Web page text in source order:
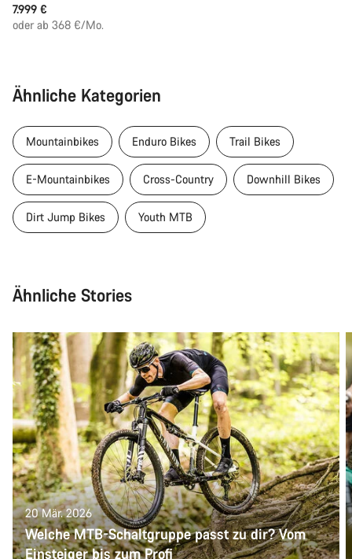
7.999 €
oder ab 368 €/Mo.
Ähnliche Kategorien
Mountainbikes Enduro Bikes Trail Bikes
E-Mountainbikes Cross-Country Downhill Bikes
Dirt Jump Bikes Youth MTB
Ähnliche Stories
20 Mär. 2026
Welche MTB-Schaltgruppe passt zu dir? Vom
Einsteiger bis zum Profi